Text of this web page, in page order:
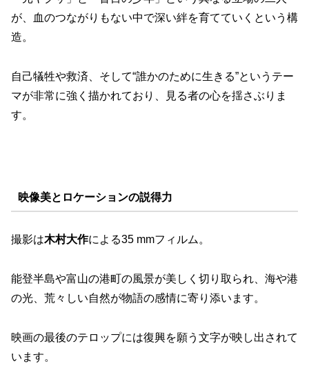
が、血のつながりもない中で深い絆を育てていくという構
造。
自己犠牲や救済、そして“誰かのために生きる”というテー
マが非常に強く描かれており、見る者の心を揺さぶりま
す。
映像美とロケーションの説得力
撮影は木村大作による35 mmフィルム。
能登半島や富山の港町の風景が美しく切り取られ、海や港
の光、荒々しい自然が物語の感情に寄り添います。
映画の最後のテロップには復興を願う文字が映し出されて
います。